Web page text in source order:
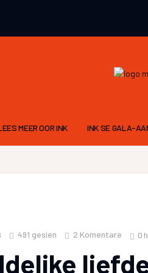
MEER OOR INK INK SE GALA-
21 NOVEMBER
491 gesien 2 Komentare 0